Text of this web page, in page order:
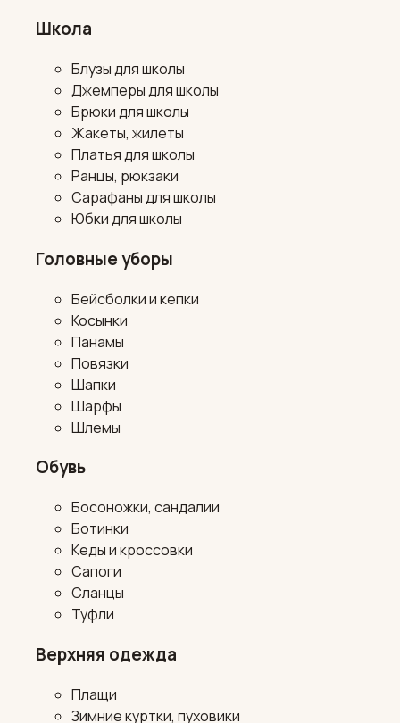
Школа
Блузы для школы
Джемперы для школы
Брюки для школы
Жакеты, жилеты
Платья для школы
Ранцы, рюкзаки
Сарафаны для школы
Юбки для школы
Головные уборы
Бейсболки и кепки
Косынки
Панамы
Повязки
Шапки
Шарфы
Шлемы
Обувь
Босоножки, сандалии
Ботинки
Кеды и кроссовки
Сапоги
Сланцы
Туфли
Верхняя одежда
Плащи
Зимние куртки, пуховики